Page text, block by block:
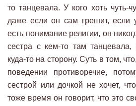
то танцевала. У кого хоть чуть-
даже если он сам грешит, если
есть понимание религии, он
сестра с кем-то там
куда-то на сторону. Суть в том,
поведении противоречие,
сестрой или дочкой не хочет,
тоже время он говорит, что это